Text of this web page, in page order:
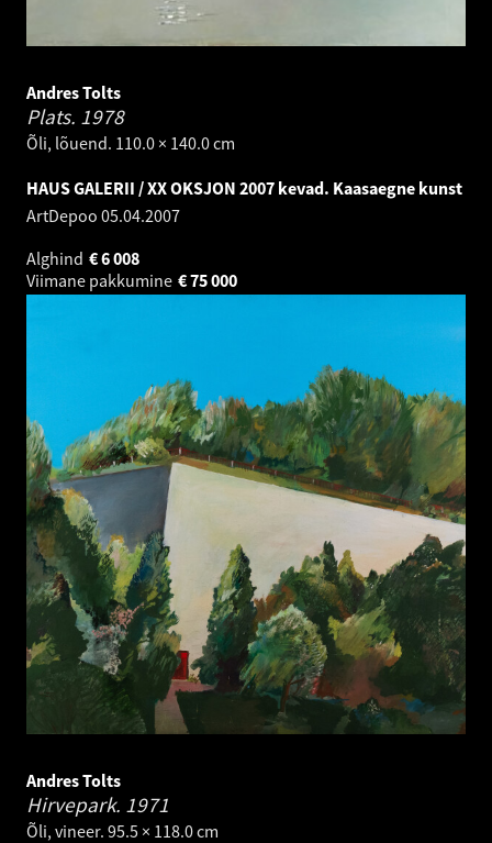
Andres Tolts
Plats. 1978
Õli, lõuend. 110.0 × 140.0 cm
HAUS GALERII / XX OKSJON 2007 kevad. Kaasaegne kunst
ArtDepoo 05.04.2007
Alghind
6 008
€
Viimane pakkumine
75 000
€
Andres Tolts
Hirvepark. 1971
Õli, vineer. 95.5 × 118.0 cm